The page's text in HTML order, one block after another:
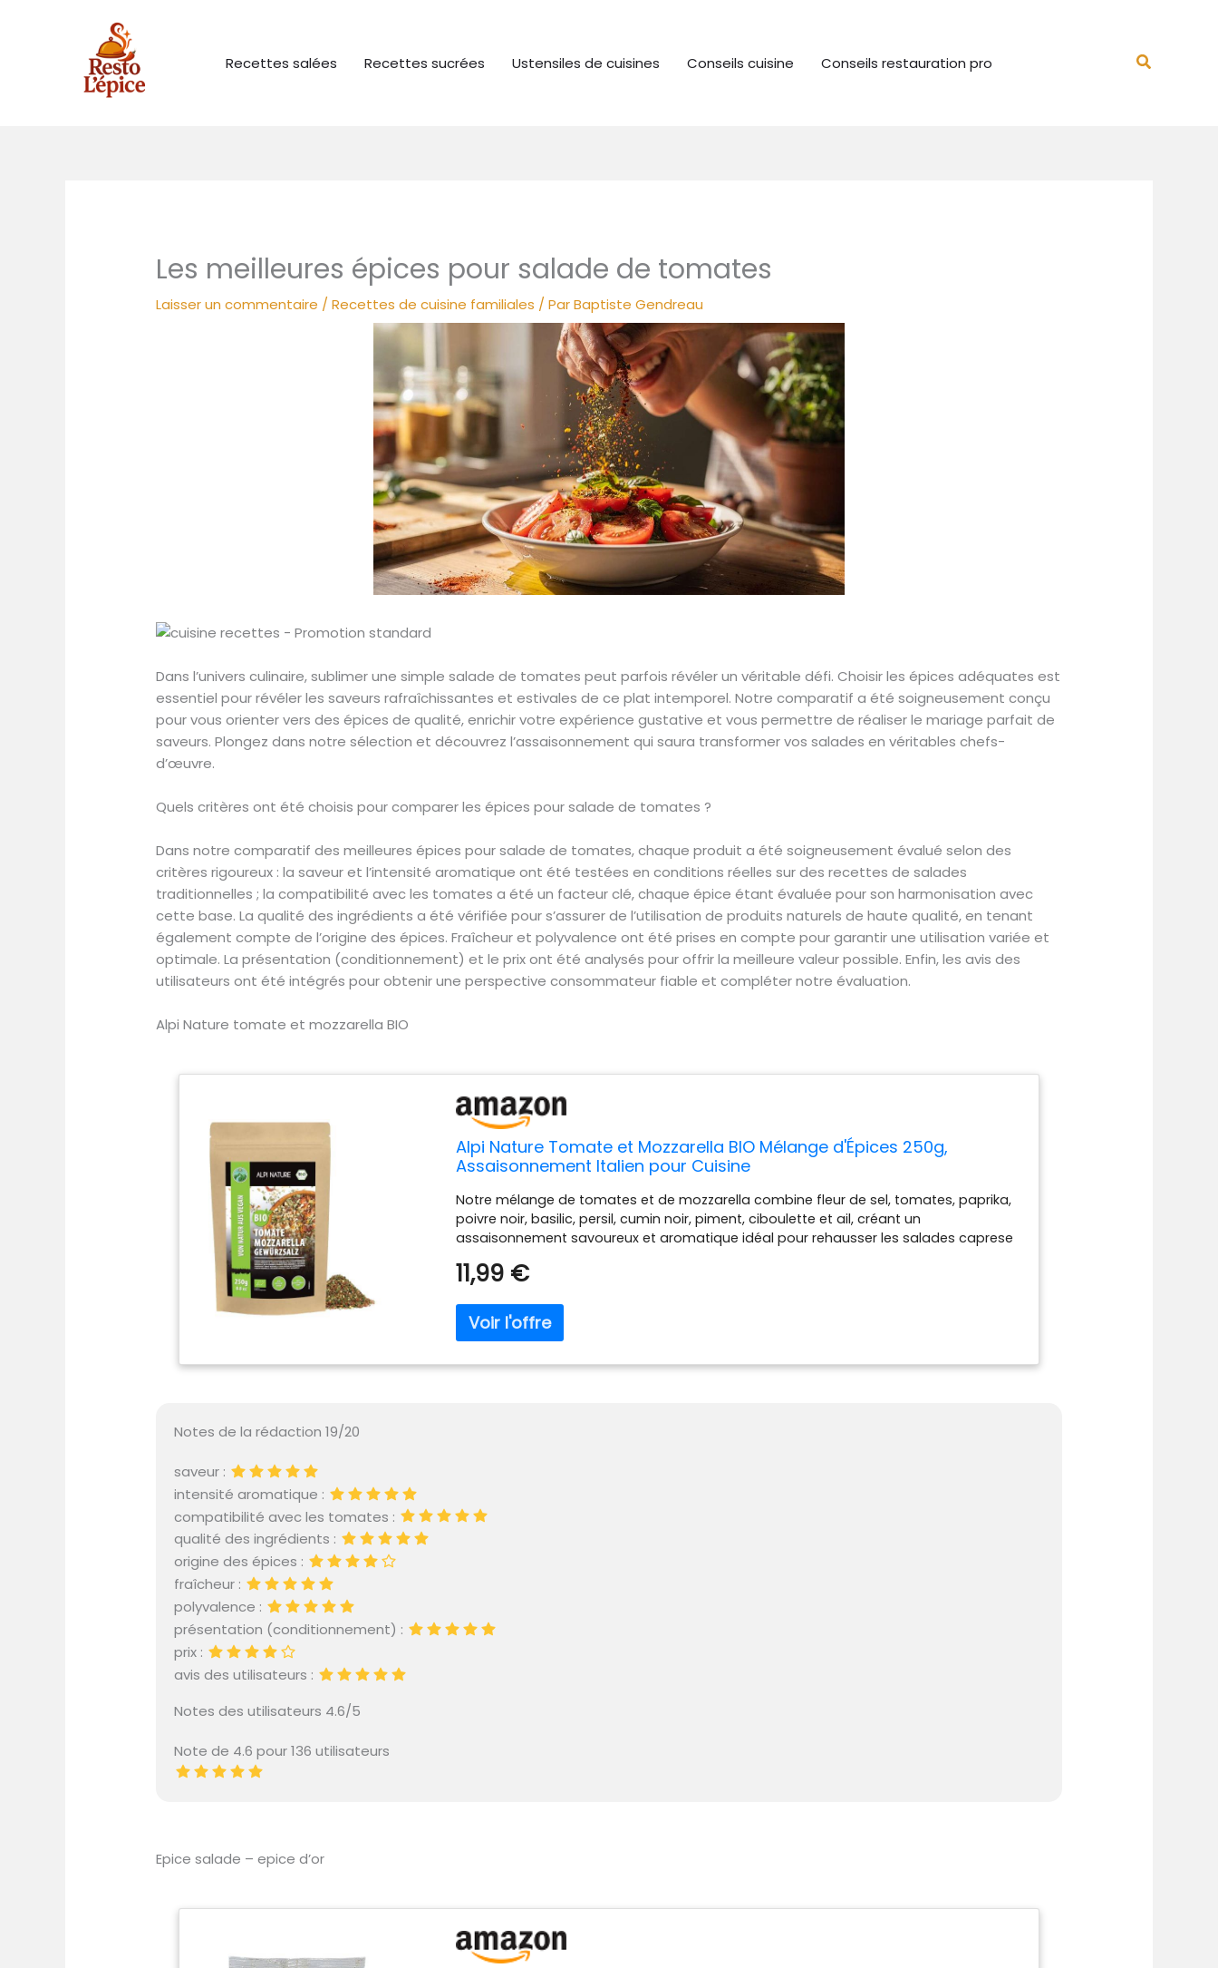
Recettes salées Recettes sucrées Ustensiles de cuisines Conseils cuisine Conseils restauration pro
Les meilleures épices pour salade de tomates
Laisser un commentaire /Recettes de cuisine familiales / ParBaptiste Gendreau
Dans l’univers culinaire, sublimer une simple salade de tomates peut parfois révéler un véritable défi. Choisir les épices adéquates est
essentiel pour révéler les saveurs rafraîchissantes et estivales de ce plat intemporel. Notre comparatif a été soigneusement conçu
pour vous orienter vers des épices de qualité, enrichir votre expérience gustative et vous permettre de réaliser le mariage parfait de
saveurs. Plongez dans notre sélection et découvrez l’assaisonnement qui saura transformer vos salades en véritables chefs-
d’œuvre.
Quels critères ont été choisis pour comparer les épices pour salade de tomates ?
Dans notre comparatif des meilleures épices pour salade de tomates, chaque produit a été soigneusement évalué selon des
critères rigoureux : la saveur et l’intensité aromatique ont été testées en conditions réelles sur des recettes de salades
traditionnelles ; la compatibilité avec les tomates a été un facteur clé, chaque épice étant évaluée pour son harmonisation avec
cette base. La qualité des ingrédients a été vérifiée pour s’assurer de l’utilisation de produits naturels de haute qualité, en tenant
également compte de l’origine des épices. Fraîcheur et polyvalence ont été prises en compte pour garantir une utilisation variée et
optimale. La présentation (conditionnement) et le prix ont été analysés pour offrir la meilleure valeur possible. Enfin, les avis des
utilisateurs ont été intégrés pour obtenir une perspective consommateur fiable et compléter notre évaluation.
Alpi Nature tomate et mozzarella BIO
Alpi Nature Tomate et Mozzarella BIO Mélange d'Épices 250g,
Assaisonnement Italien pour Cuisine
Notre mélange de tomates et de mozzarella combine fleur de sel, tomates, paprika,
poivre noir, basilic, persil, cumin noir, piment, ciboulette et ail, créant un
assaisonnement savoureux et aromatique idéal pour rehausser les salades caprese
tomates et mozzarella est parfait pour assaisonner les salades caprese, les plats de
assaisonnement tomate et mozzarella est élaboré à partir d'herbes et d'épices
délicatement séchées pour préserver leur goût et leur arôme naturels. Naturellement
Issu de cultures biologiques certifiées, ce produit répond aux normes biologiques de
11,99 €
Notes de la rédaction 19/20
saveur :
intensité aromatique :
compatibilité avec les tomates :
qualité des ingrédients :
origine des épices :
fraîcheur :
polyvalence :
présentation (conditionnement) :
prix :
avis des utilisateurs :
Notes des utilisateurs 4.6/5
Note de 4.6 pour 136 utilisateurs
Epice salade – epice d’or